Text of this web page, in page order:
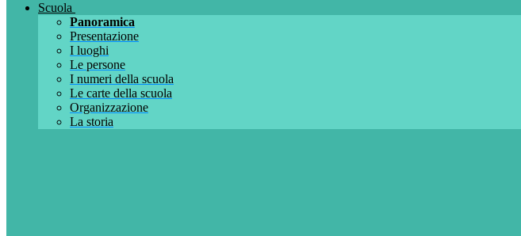
Scuola
Panoramica
Presentazione
I luoghi
Le persone
I numeri della scuola
Le carte della scuola
Organizzazione
La storia